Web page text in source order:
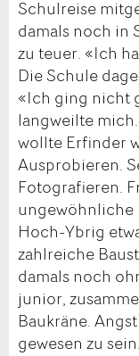
Schulreise
damals noch in
zu teuer. «Ich
Die Schule
«Ich ging nicht
langweilte
wollte Erfinder
Ausprobieren.
Fotografieren.
ungewöhnliche
Hoch-Ybrig
zahlreiche
damals noch
junior,
Baukräne.
gewesen zu sein.